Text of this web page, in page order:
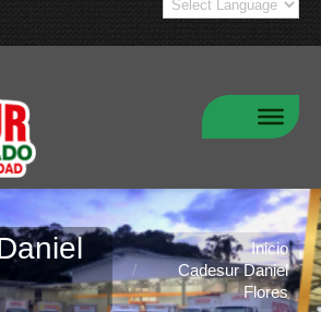
Estás aquí:
Inicio
Cadesur Daniel
Flores